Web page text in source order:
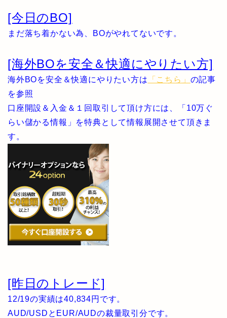
[今日のBO]
まだ落ち着かない為、BOがやれてないです。
[海外BOを安全＆快適にやりたい方]
海外BOを安全＆快適にやりたい方は 「こちら」 の記事
を参照
口座開設＆入金＆１回取引して頂け方には、「10万ぐ
らい儲かる情報」を特典として情報展開させて頂きま
す。
[昨日のトレード]
12/19の実績は40,834円です。
AUD/USDとEUR/AUDの裁量取引分です。